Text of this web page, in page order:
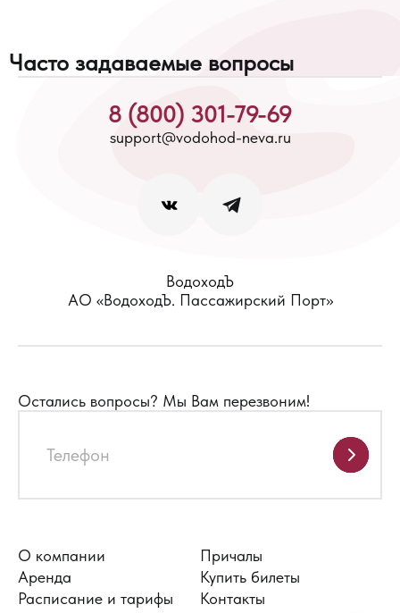
Часто задаваемые вопросы
8 (800) 301-79-69
support@vodohod-neva.ru
ВодоходЪ
АО «ВодоходЪ. Пассажирский Порт»
Остались вопросы? Мы Вам перезвоним!
О компании
Аренда
Расписание и тарифы
Причалы
Купить билеты
Контакты